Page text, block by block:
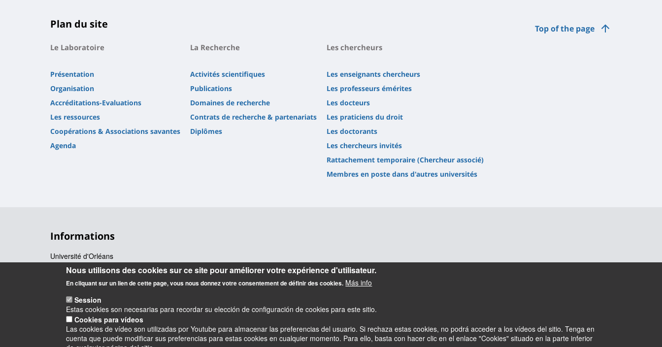
Top of the page
Plan du site
Le Laboratoire
Présentation
Organisation
Accréditations-Evaluations
Les ressources
Coopérations & Associations savantes
Agenda
La Recherche
Activités scientifiques
Publications
Domaines de recherche
Contrats de recherche & partenariats
Diplômes
Les chercheurs
Les enseignants chercheurs
Les professeurs émérites
Les docteurs
Les praticiens du droit
Les doctorants
Les chercheurs invités
Rattachement temporaire (Chercheur associé)
Membres en poste dans d'autres universités
Informations
Université d'Orléans
Centre de Recherche Juridique Pothier - EA1212
UFR Droit, Economie, Gestion - 11 rue de Blois - BP 26739 - 45067 Orléans cedex 2
Contact : crjp@univ-orleans.fr
Accessibilité : partiellement conforme Cookies Intranet
Nous utilisons des cookies sur ce site pour améliorer votre expérience d'utilisateur.
En cliquant sur un lien de cette page, vous nous donnez votre consentement de définir des cookies. Más info
Session
Estas cookies son necesarias para recordar su elección de configuración de cookies para este sitio.
Cookies para vídeos
Las cookies de vídeo son utilizadas por Youtube para almacenar las preferencias del usuario. Si rechaza estas cookies, no podrá acceder a los vídeos del sitio. Tenga en
cuenta que puede modificar sus preferencias para estas cookies en cualquier momento. Para ello, basta con hacer clic en el enlace "Cookies" situado en la parte inferior